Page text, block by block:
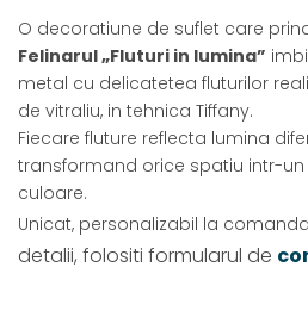
O decoratiune de suflet care
Felinarul „Fluturi in lumina”
metal cu delicatetea fluturilor
de vitraliu, in tehnica Tiffany.
Fiecare fluture reflecta lumina
transformand orice spatiu intr-
culoare.
Unicat, personalizabil la
detalii, folositi formularul de